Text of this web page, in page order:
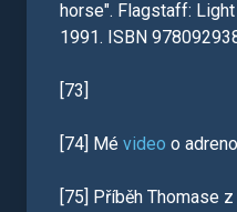
horse". Flagstaff:
1991. ISBN
[73]
[74] Mé video o
[75] Příběh Thomase